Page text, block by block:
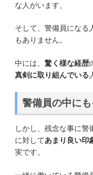
な人がいます。
そして、警備員になる
もありません。
中には、 驚く様な経歴
真剣に取り組んでいる
警備員の中に
しかし、残念な事に警
に対してあまり良い印
実です。